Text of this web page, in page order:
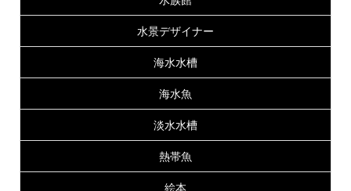
水景デザイナー
海水水槽
海水魚
淡水水槽
熱帯魚
絵本